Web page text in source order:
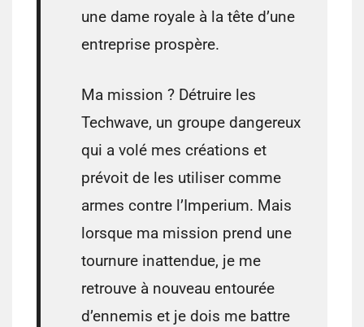
une dame royale à la tête d’une
entreprise prospère.
Ma mission ? Détruire les
Techwave, un groupe dangereux
qui a volé mes créations et
prévoit de les utiliser comme
armes contre l’Imperium. Mais
lorsque ma mission prend une
tournure inattendue, je me
retrouve à nouveau entourée
d’ennemis et je dois me battre